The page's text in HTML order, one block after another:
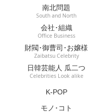
南北問題
South and North
会社･組織
Office Business
財閥･御曹司･お嬢様
Zaibatsu Celebrity
日韓芸能人 瓜二つ
Celebrities Look alike
K-POP
モノ･コト